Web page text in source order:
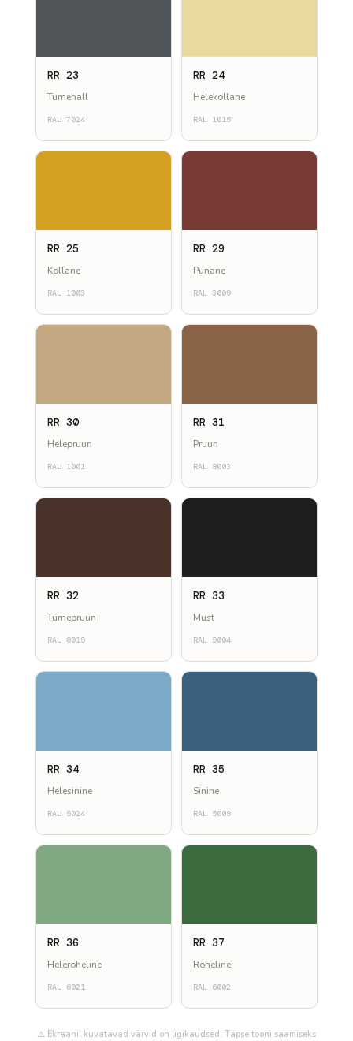
RR 23
Tumehall
RAL 7024
RR 24
Helekollane
RAL 1015
RR 25
Kollane
RAL 1003
RR 29
Punane
RAL 3009
RR 30
Helepruun
RAL 1001
RR 31
Pruun
RAL 8003
RR 32
Tumepruun
RAL 8019
RR 33
Must
RAL 9004
RR 34
Helesinine
RAL 5024
RR 35
Sinine
RAL 5009
RR 36
Heleroheline
RAL 6021
RR 37
Roheline
RAL 6002
⚠️ Ekraanil kuvatavad värvid on ligikaudsed. Täpse tooni saamiseks